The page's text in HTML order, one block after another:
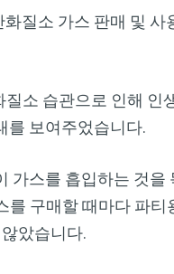
질소 가스 판매 및 사
소 습관으로 인해 인
를 보여주었습니다.
가스를 흡입하는 것을
구매할 때마다 파
았습니다.